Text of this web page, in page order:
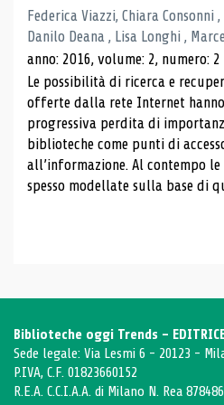
Federica Viazzi, Chiara Consonni
Danilo Deana , Lisa Longhi ,
anno: 2016, volume: 2, numero: 2
Le possibilità di ricerca e
offerte dalla rete Internet
progressiva perdita di
biblioteche come punti di
all’informazione. Al contempo
spesso modellate sulla base di
Biblioteche oggi Trends -
Sede legale: Via Lesmi 6 - 20123 -
P.IVA, C.F. 01823660152
R.E.A. C.C.I.A.A. di Milano N. Rea 878486